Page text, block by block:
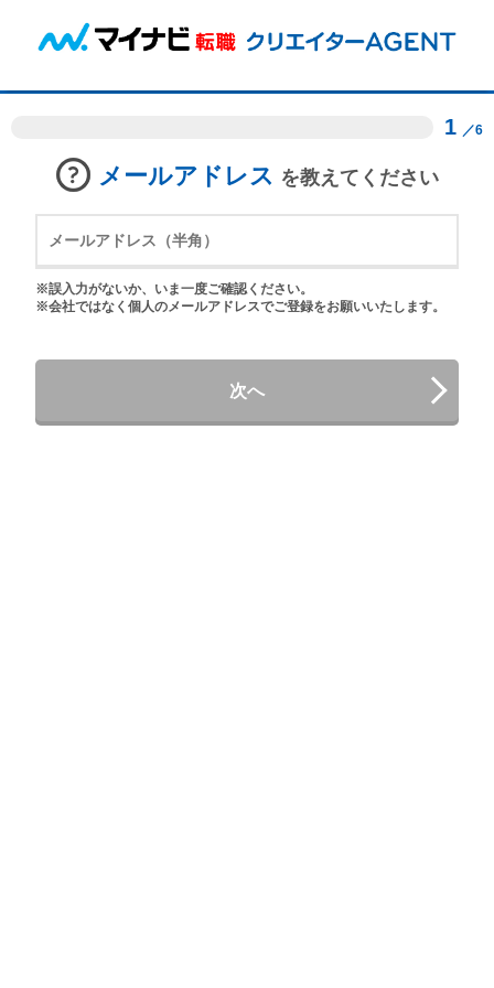
1 ／6
メールアドレス を教えてください
※誤入力がないか、いま一度ご確認ください。
※会社ではなく個人のメールアドレスでご登録をお願いいたします。
次へ